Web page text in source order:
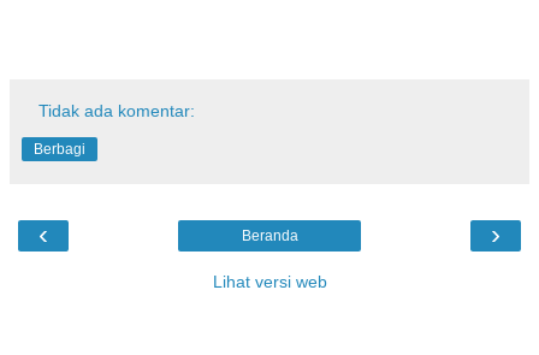
Tidak ada komentar:
Berbagi
‹ ›
Beranda
Lihat versi web